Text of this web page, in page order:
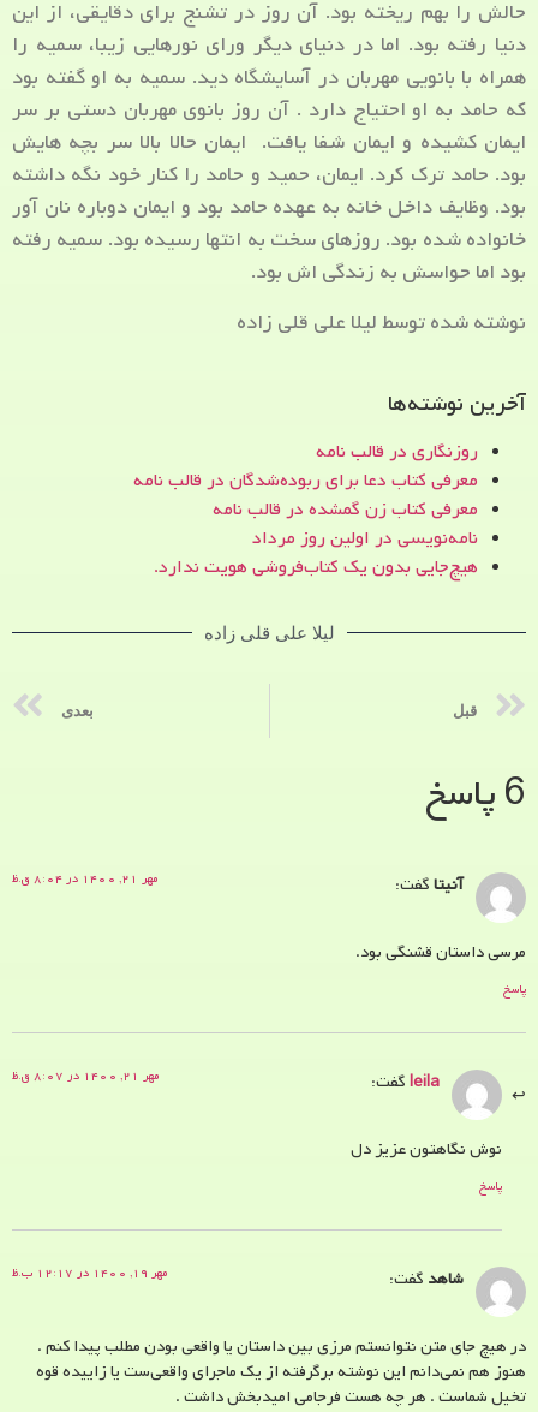
حالش را بهم ریخته بود. آن روز در تشنج برای دقایقی، از این
دنیا رفته بود. اما در دنیای دیگر ورای نورهایی زیبا، سمیه را
همراه با بانویی مهربان در آسایشگاه دید. سمیه به او گفته بود
که حامد به او احتیاج دارد . آن روز بانوی مهربان دستی بر سر
ایمان کشیده و ایمان شفا یافت. ایمان حالا بالا سر بچه هایش
بود. حامد ترک کرد. ایمان، حمید و حامد را کنار خود نگه داشته
بود. وظایف داخل خانه به عهده حامد بود و ایمان دوباره نان آور
خانواده شده بود. روزهای سخت به انتها رسیده بود. سمیه رفته
بود اما حواسش به زندگی اش بود.
نوشته شده توسط لیلا علی قلی زاده
آخرین نوشته‌ها
روزنگاری در قالب نامه
معرفی کتاب دعا برای ربوده‌شدگان در قالب نامه
معرفی کتاب زن‌ گمشده در قالب نامه
نامه‌نویسی در اولین روز مرداد
هیچ‌جایی بدون یک کتاب‌فروشی هویت ندارد.
لیلا علی قلی زاده
قبل بعدی
6 پاسخ
آنیتاگفت: مهر ۲۱, ۱۴۰۰ در ۸:۰۴ ق.ظ
مرسی داستان قشنگی بود.
پاسخ
leilaگفت: مهر ۲۱, ۱۴۰۰ در ۸:۰۷ ق.ظ
نوش نگاهتون عزیز دل
پاسخ
شاهد گفت: مهر ۱۹, ۱۴۰۰ در ۱۲:۱۷ ب.ظ
در هیچ جای متن نتوانستم مرزی بین داستان یا واقعی بودن مطلب پیدا کنم .
هنوز هم نمی‌دانم این نوشته برگرفته از یک ماجرای واقعی‌ست یا زاییده قوه
تخیل شماست . هر چه هست فرجامی امیدبخش داشت .